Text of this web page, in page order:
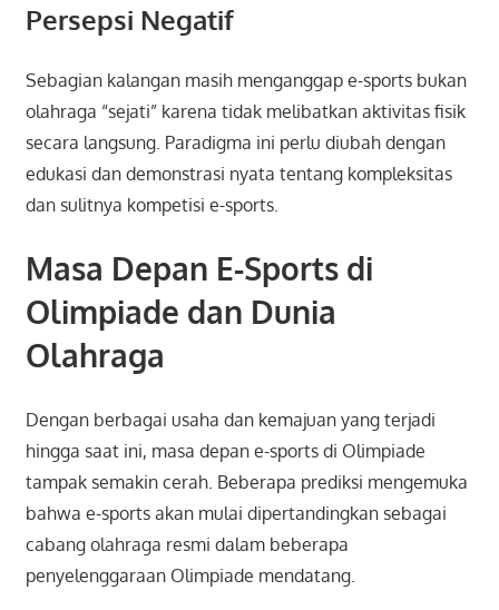
Persepsi Negatif
Sebagian kalangan masih menganggap e-sports bukan
olahraga “sejati” karena tidak melibatkan aktivitas fisik
secara langsung. Paradigma ini perlu diubah dengan
edukasi dan demonstrasi nyata tentang kompleksitas
dan sulitnya kompetisi e-sports.
Masa Depan E-Sports di
Olimpiade dan Dunia
Olahraga
Dengan berbagai usaha dan kemajuan yang terjadi
hingga saat ini, masa depan e-sports di Olimpiade
tampak semakin cerah. Beberapa prediksi mengemuka
bahwa e-sports akan mulai dipertandingkan sebagai
cabang olahraga resmi dalam beberapa
penyelenggaraan Olimpiade mendatang.